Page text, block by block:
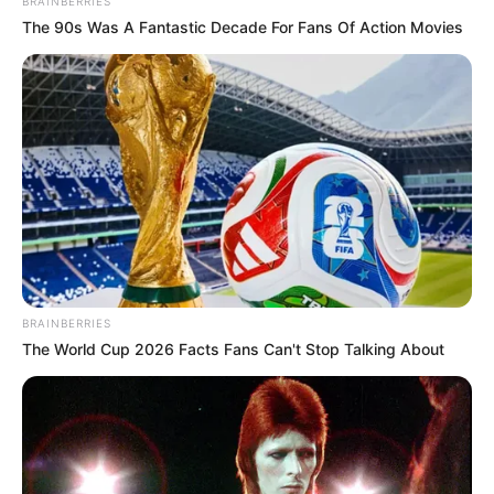
Budai Gyula korábban élesen bírálta a még meg
sem alakult Tisza-kormányt is, és több korábban
megfogalmazott ígéretet kért számon Magyar
Péteren. A bejegyzései vitát váltottak ki, mivel
jelenleg még a Fidesz látja el az ügyvezető
kormányzati feladatokat.
The 90s Was A Fantastic Decade For Fans Of Action Movies
BRAINBERRIES
The World Cup 2026 Facts Fans Can't Stop Talking About